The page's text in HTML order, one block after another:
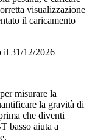
visualizzazione
il caricamento
il 31/12/2026
misurare la
la gravità di
che diventi
basso aiuta a